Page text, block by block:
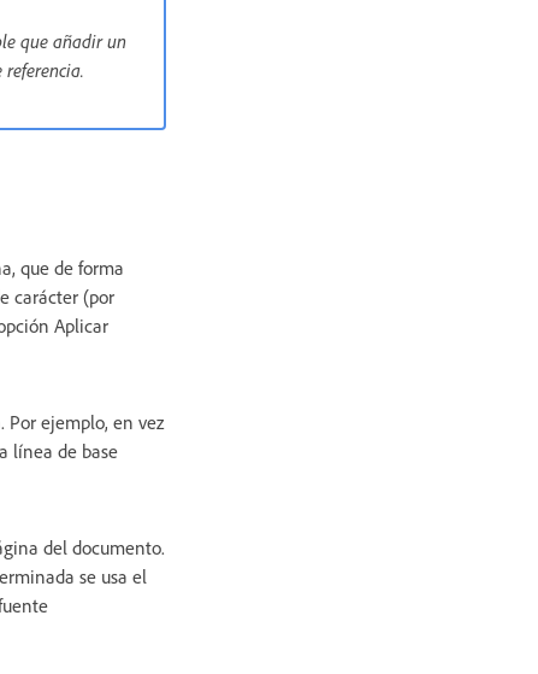
que añadir un
que de forma
carácter (por
Aplicar
ejemplo, en vez
línea de base
del documento.
se usa el